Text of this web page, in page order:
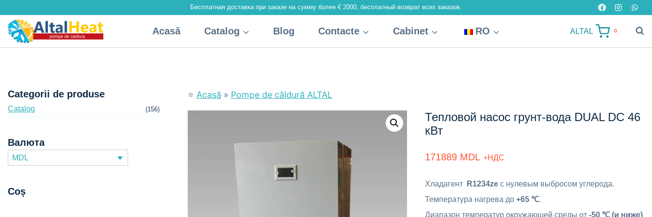
content
Бесплатная доставка при заказе на сумму более € 2000, бесплатный возврат всех заказов.
Acasă Catalog Blog Contacte Cabinet RO ALTAL 0
⭐ Acasă » Pompe de căldură ALTAL
Тепловой насос грунт-вода DUAL DC 46
кВт
171889 MDL +НДС
Хладагент R1234ze с нулевым выбросом углерода.
Температура нагрева до+65 ℃.
Диапазон температур окружающей среды от-50 ℃ (и ниже)
Categorii de produse
Catalog (156)
Валюта
MDL
Coș